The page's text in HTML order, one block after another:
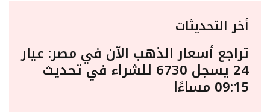
أخر التحديثات
تراجع أسعار الذهب الآن في مصر: عيار
24 يسجل 6730 للشراء في تحديث
09:15 مساءًا